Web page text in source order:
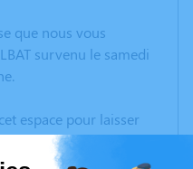
que nous vous
survenu le samedi
espace pour laisser
photos souvenirs, une
à travers des